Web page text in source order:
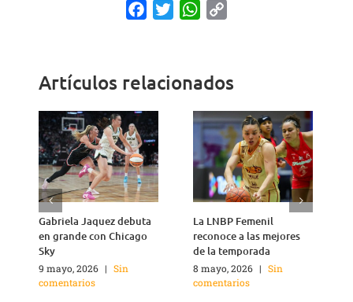
FacebookTwitterWhatsApp
Artículos relacionados
Gabriela Jaquez debuta
en grande con Chicago
Sky
9 mayo, 2026 | Sin
comentarios
La LNBP Femenil
reconoce a las mejores
de la temporada
8 mayo, 2026 | Sin
comentarios